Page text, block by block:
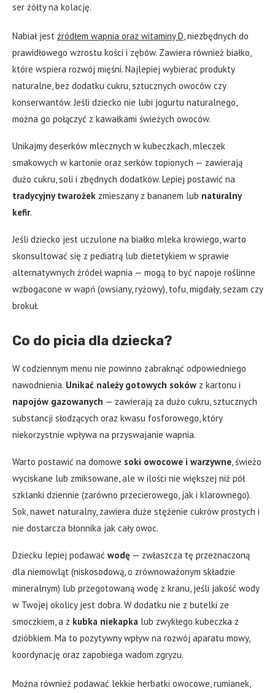
ser żółty na kolację.
Nabiał jest źródłem wapnia oraz witaminy D, niezbędnych do
prawidłowego wzrostu kości i zębów. Zawiera również białko,
które wspiera rozwój mięśni. Najlepiej wybierać produkty
naturalne, bez dodatku cukru, sztucznych owoców czy
konserwantów. Jeśli dziecko nie lubi jogurtu naturalnego,
można go połączyć z kawałkami świeżych owoców.
Unikajmy deserków mlecznych w kubeczkach, mleczek
smakowych w kartonie oraz serków topionych — zawierają
dużo cukru, soli i zbędnych dodatków. Lepiej postawić na
tradycyjny twarożek zmieszany z bananem lub naturalny
kefir.
Jeśli dziecko jest uczulone na białko mleka krowiego, warto
skonsultować się z pediatrą lub dietetykiem w sprawie
alternatywnych źródeł wapnia — mogą to być napoje roślinne
wzbogacone w wapń (owsiany, ryżowy), tofu, migdały, sezam czy
brokuł.
Co do picia dla dziecka?
W codziennym menu nie powinno zabraknąć odpowiedniego
nawodnienia. Unikać należy gotowych soków z kartonu i
napojów gazowanych — zawierają za dużo cukru, sztucznych
substancji słodzących oraz kwasu fosforowego, który
niekorzystnie wpływa na przyswajanie wapnia.
Warto postawić na domowe soki owocowe i warzywne, świeżo
wyciskane lub zmiksowane, ale w ilości nie większej niż pół
szklanki dziennie (zarówno przecierowego, jak i klarownego).
Sok, nawet naturalny, zawiera duże stężenie cukrów prostych i
nie dostarcza błonnika jak cały owoc.
Dziecku lepiej podawać wodę — zwłaszcza tę przeznaczoną
dla niemowląt (niskosodową, o zrównoważonym składzie
mineralnym) lub przegotowaną wodę z kranu, jeśli jakość wody
w Twojej okolicy jest dobra. W dodatku nie z butelki ze
smoczkiem, a z kubka niekapka lub zwykłego kubeczka z
dzióbkiem. Ma to pozytywny wpływ na rozwój aparatu mowy,
koordynację oraz zapobiega wadom zgryzu.
Można również podawać lekkie herbatki owocowe, rumianek,